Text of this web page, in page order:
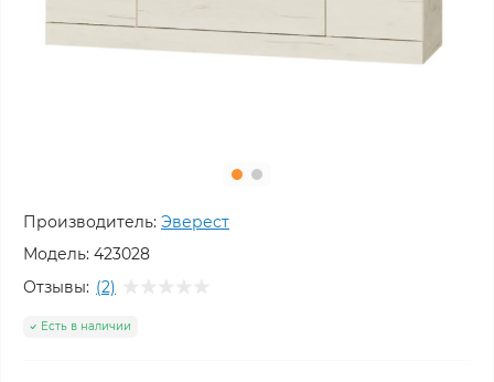
Производитель: Эверест
Модель: 423028
Отзывы: (2)
Есть в наличии